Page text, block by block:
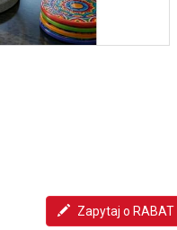
Zapytaj o RABAT